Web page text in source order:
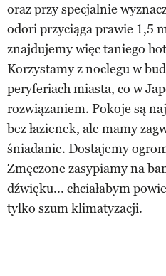
oraz przy specjalnie
odori przyciąga prawie 1,5
znajdujemy więc taniego
Korzystamy z noclegu w
peryferiach miasta, co w
rozwiązaniem. Pokoje są
bez łazienek, ale mamy
śniadanie. Dostajemy
Zmęczone zasypiamy na
dźwięku... chciałabym
tylko szum klimatyzacji.